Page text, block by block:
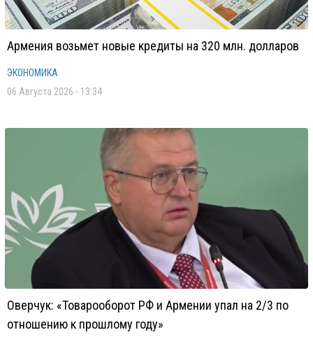
Армения возьмет новые кредиты на 320 млн. долларов
ЭКОНОМИКА
06 Августа 2026 - 13:34
Оверчук: «Товарооборот РФ и Армении упал на 2/3 по
отношению к прошлому году»